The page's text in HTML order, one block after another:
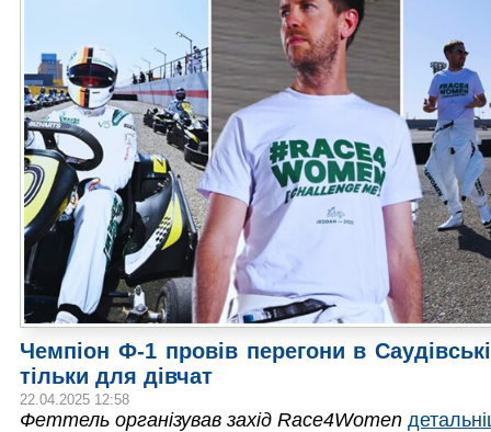
Чемпіон Ф-1 провів перегони в
тільки для дівчат
22.04.2025 12:58
Феттель організував захід Race4Women